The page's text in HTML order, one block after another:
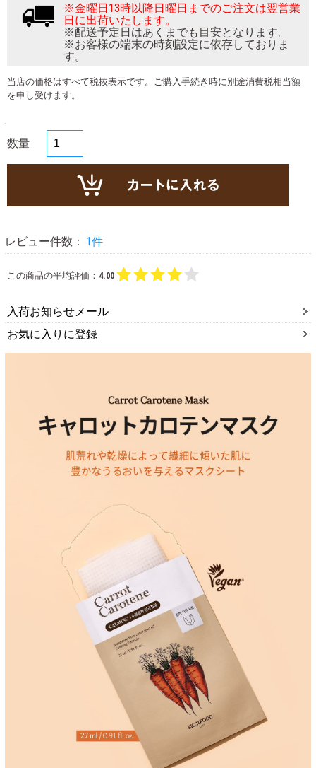
※金曜日13時以降日曜日までのご注文は翌営業
日に出荷いたします。
※配送予定日はあくまでも目安となります。
※お客様の端末の時刻設定に依存しておりま
す。
当店の価格はすべて税抜表示です。ご購入手続き時に別途消費税相当額
を申し受けます。
数量
レビュー件数： 1件
この商品の平均評価： 4.00
入荷お知らせメール
お気に入りに登録